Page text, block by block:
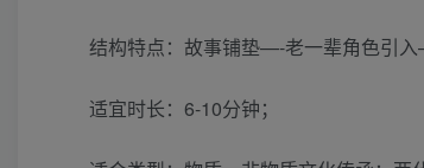
结构特点：故事铺垫—-老一辈角色引
适宜时长：6-10分钟；